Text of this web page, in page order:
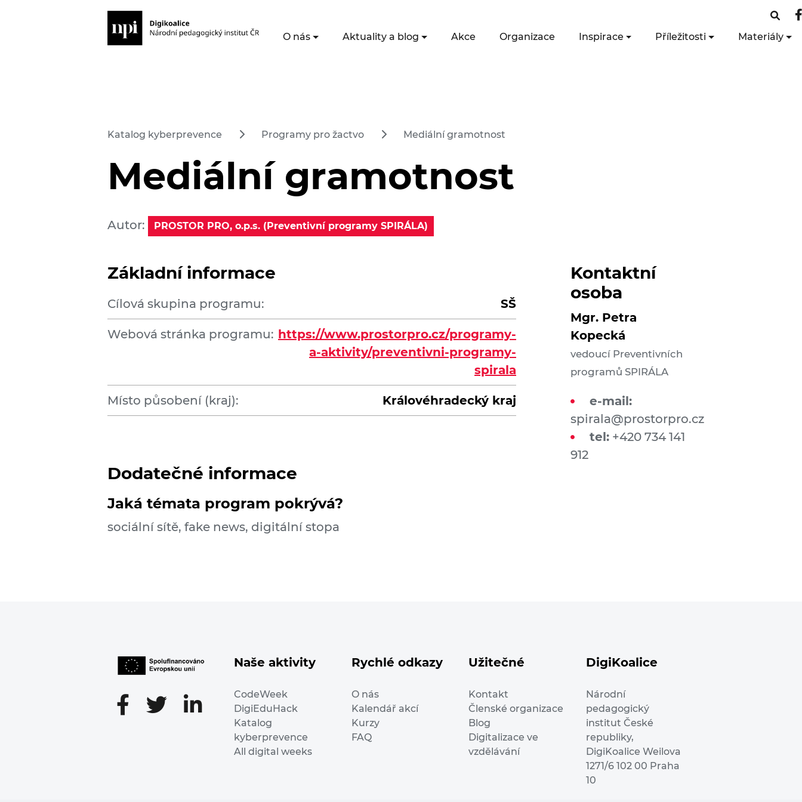
O nás Aktuality a blog Akce Organizace Inspirace Příležitosti Materiály
Katalog kyberprevence Programy pro žactvo Mediální gramotnost
Mediální gramotnost
Autor: PROSTOR PRO, o.p.s. (Preventivní programy SPIRÁLA)
Základní informace
Cílová skupina programu: SŠ
Webová stránka programu: https://www.prostorpro.cz/programy-
a-aktivity/preventivni-programy-
spirala
Místo působení (kraj): Královéhradecký kraj
Dodatečné informace
Jaká témata program pokrývá?
sociální sítě, fake news, digitální stopa
Kontaktní
osoba
Mgr. Petra
Kopecká
vedoucí Preventivních
programů SPIRÁLA
e-mail:
spirala@prostorpro.cz
tel: +420 734 141
912
Naše aktivity
CodeWeek
DigiEduHack
Katalog
kyberprevence
All digital weeks
Rychlé odkazy
O nás
Kalendář akcí
Kurzy
FAQ
Užitečné
Kontakt
Členské organizace
Blog
Digitalizace ve
vzdělávání
DigiKoalice
Národní
pedagogický
institut České
republiky,
DigiKoalice Weilova
1271/6 102 00 Praha
10